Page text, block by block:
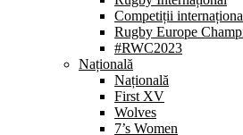
Competiții
Rugby Europe
#RWC2023
Națională
Națională
First XV
Wolves
7’s Women